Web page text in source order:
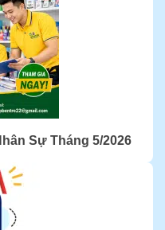
Sự Tháng 5/2026